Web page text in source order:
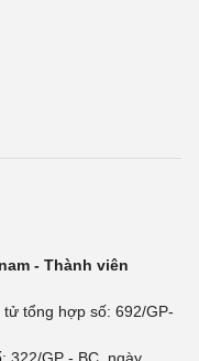
- Thành viên
tổng hợp số: 692/GP-